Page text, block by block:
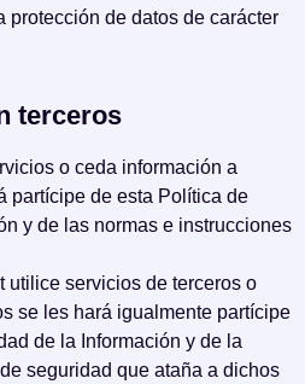
protección de datos de carácter
terceros
o ceda información a
partícipe de esta Política de
y de las normas e instrucciones
utilice servicios de terceros o
se les hará igualmente partícipe
de la Información y de la
seguridad que ataña a dichos